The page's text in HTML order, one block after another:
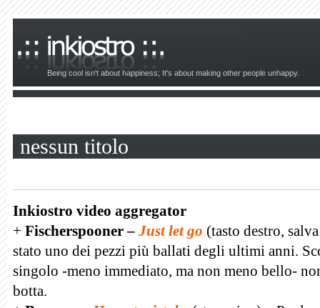
Being cool isn't about happiness; It's about making other people unhappy.
nessun titolo
Inkiostro video aggregator
+ Fischerspooner – Just let go (tasto destro,
stato uno dei pezzi più ballati degli ultimi anni.
singolo -meno immediato, ma non meno bello-
botta.